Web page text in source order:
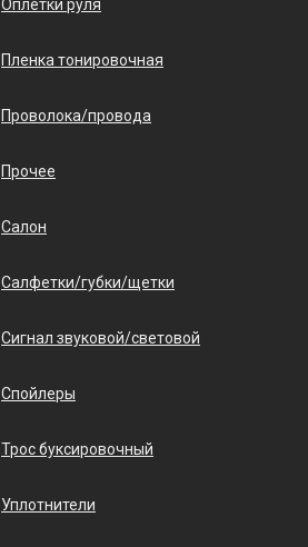
Оплетки руля
Пленка тонировочная
Проволока/провода
Прочее
Салон
Салфетки/губки/щетки
Сигнал звуковой/световой
Спойлеры
Трос буксировочный
Уплотнители